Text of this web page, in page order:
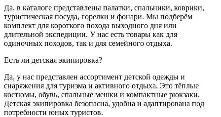
Да, в каталоге представлены палатки, спальники, коврики,
туристическая посуда, горелки и фонари. Мы подберём
комплект для короткого похода выходного дня или
длительной экспедиции. У нас есть товары как для
одиночных походов, так и для семейного отдыха.
Есть ли детская экипировка?
Да, у нас представлен ассортимент детской одежды и
снаряжения для туризма и активного отдыха. Это тёплые
костюмы, обувь, спальные мешки и компактные рюкзаки.
Детская экипировка безопасна, удобна и адаптирована под
потребности юных туристов.